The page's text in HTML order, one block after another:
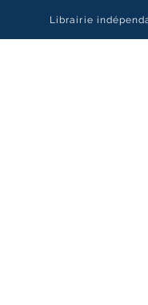
Librairie